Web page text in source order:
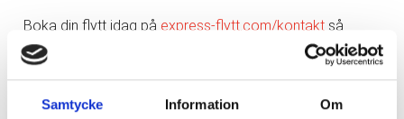
Samtycke Information Om
Boka din flytt idag på express-flytt.com/kontaktså
återkopplar vi snabbt.
✉️ info@express-flytt.com